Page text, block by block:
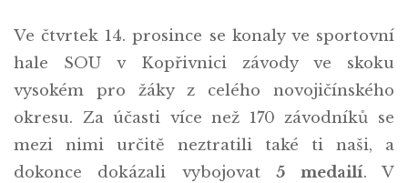
Ve čtvrtek 14. prosince se konaly ve sportovní
hale SOU v Kopřivnici závody ve skoku
vysokém pro žáky z celého novojičínského
okresu. Za účasti více než 170 závodníků se
mezi nimi určitě neztratili také ti naši, a
dokonce dokázali vybojovat5 medailí. V